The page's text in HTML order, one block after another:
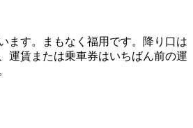
ます。まもなく福用です。降り口は
運賃または乗車券はいちばん前の運